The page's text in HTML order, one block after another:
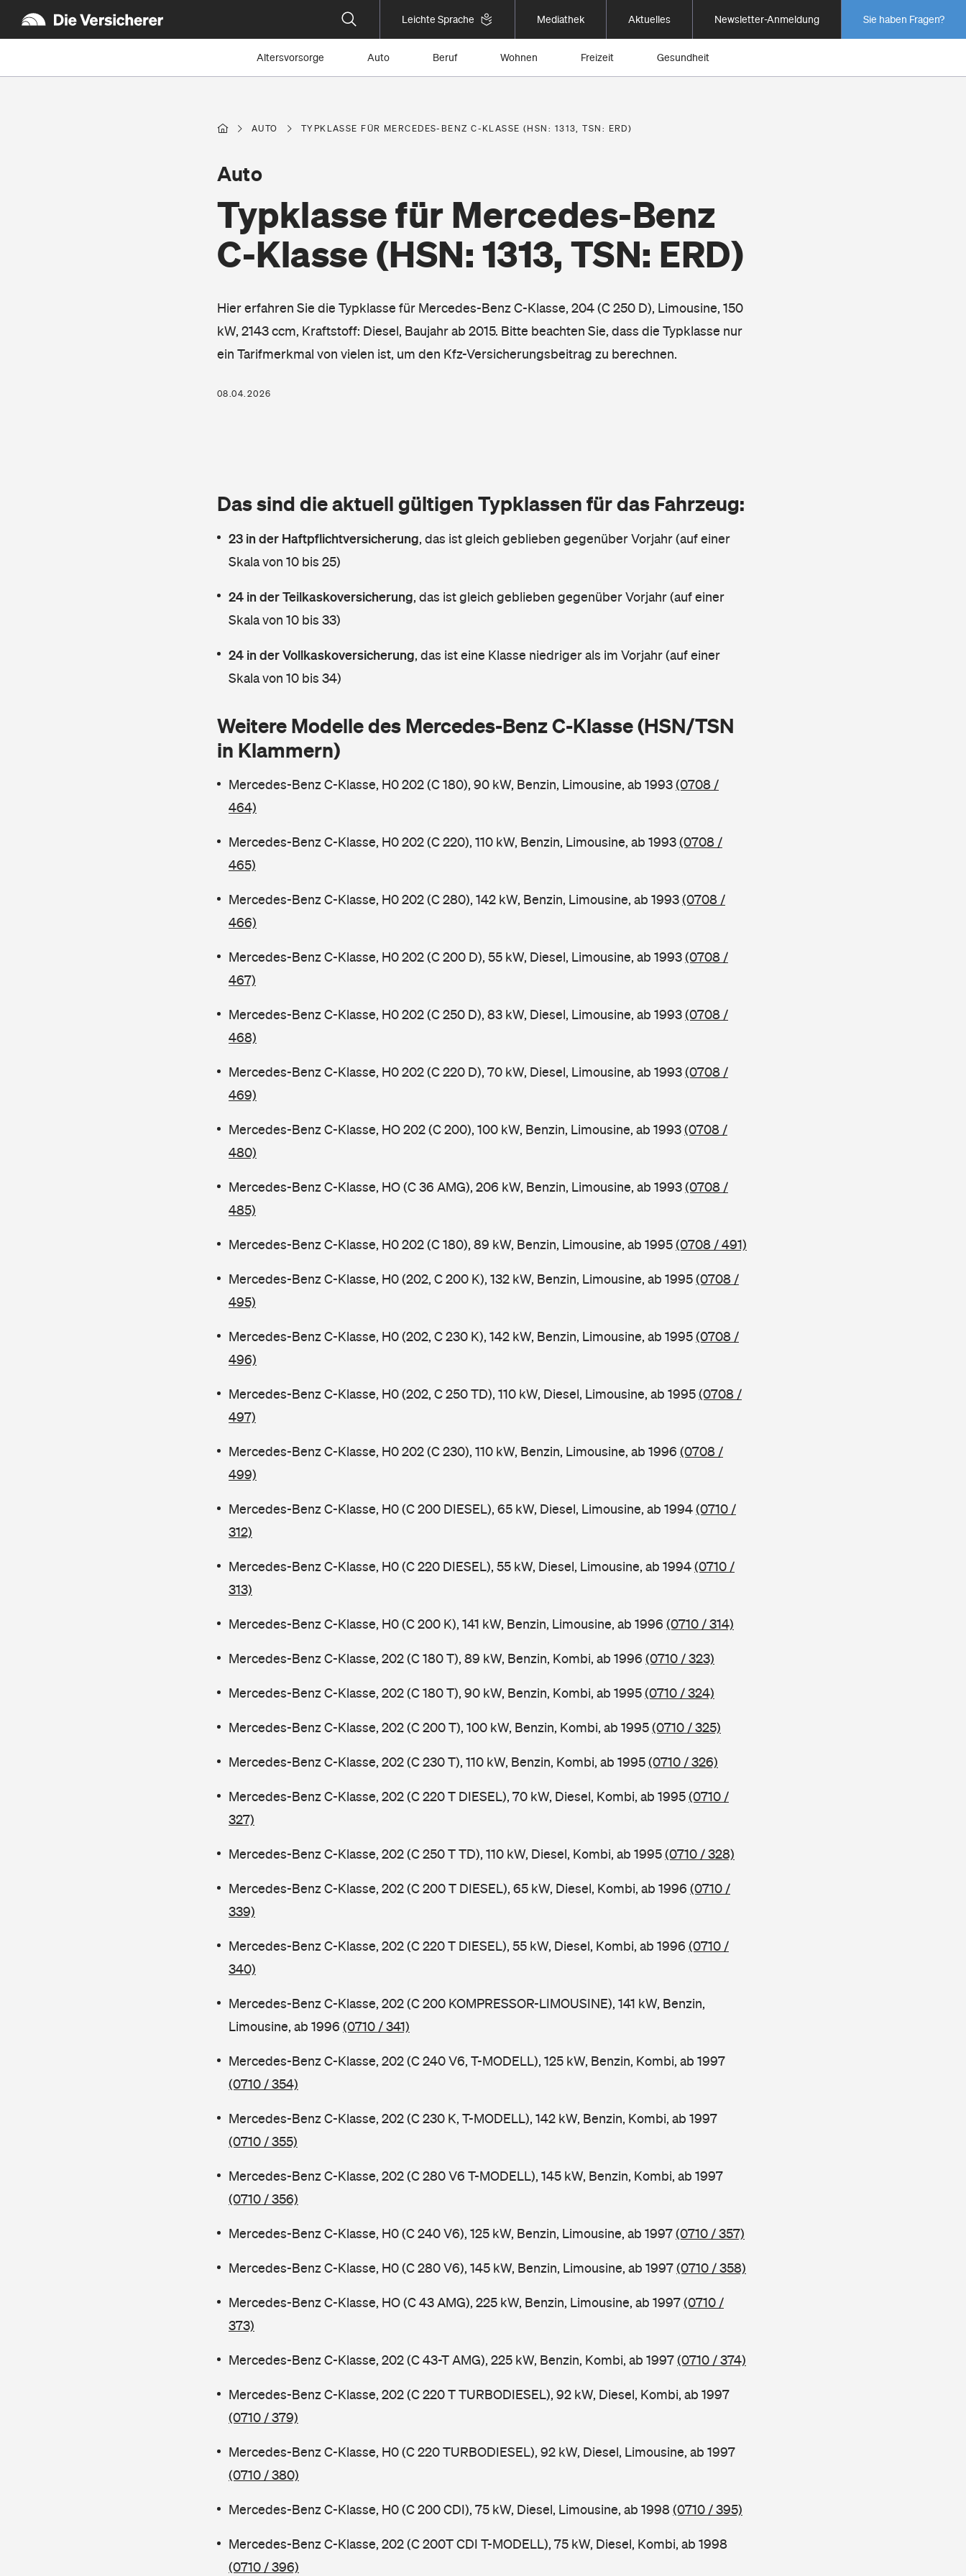
Leichte Sprache Mediathek Aktuelles Newsletter-Anmeldung Sie haben Fragen?
Altersvorsorge Auto Beruf Wohnen Freizeit Gesundheit
AUTO TYPKLASSE FÜR MERCEDES-BENZ C-KLASSE (HSN: 1313, TSN: ERD)
Typklasse für Mercedes-Benz
C-Klasse (HSN: 1313, TSN: ERD)
Auto
Hier erfahren Sie die Typklasse für Mercedes-Benz C-Klasse, 204 (C 250 D), Limousine, 150
kW, 2143 ccm, Kraftstoff: Diesel, Baujahr ab 2015. Bitte beachten Sie, dass die Typklasse nur
ein Tarifmerkmal von vielen ist, um den Kfz-Versicherungsbeitrag zu berechnen.
08.04.2026
Das sind die aktuell gültigen Typklassen für das Fahrzeug:
23 in der Haftpflichtversicherung, das ist gleich geblieben gegenüber Vorjahr (auf einer
Skala von 10 bis 25)
24 in der Teilkaskoversicherung, das ist gleich geblieben gegenüber Vorjahr (auf einer
Skala von 10 bis 33)
24 in der Vollkaskoversicherung, das ist eine Klasse niedriger als im Vorjahr (auf einer
Skala von 10 bis 34)
Weitere Modelle des Mercedes-Benz C-Klasse (HSN/TSN
in Klammern)
Mercedes-Benz C-Klasse, H0 202 (C 180), 90 kW, Benzin, Limousine, ab 1993(0708 /
464)
Mercedes-Benz C-Klasse, H0 202 (C 220), 110 kW, Benzin, Limousine, ab 1993(0708 /
465)
Mercedes-Benz C-Klasse, H0 202 (C 280), 142 kW, Benzin, Limousine, ab 1993(0708 /
466)
Mercedes-Benz C-Klasse, H0 202 (C 200 D), 55 kW, Diesel, Limousine, ab 1993(0708 /
467)
Mercedes-Benz C-Klasse, H0 202 (C 250 D), 83 kW, Diesel, Limousine, ab 1993(0708 /
468)
Mercedes-Benz C-Klasse, H0 202 (C 220 D), 70 kW, Diesel, Limousine, ab 1993(0708 /
469)
Mercedes-Benz C-Klasse, HO 202 (C 200), 100 kW, Benzin, Limousine, ab 1993(0708 /
480)
Mercedes-Benz C-Klasse, HO (C 36 AMG), 206 kW, Benzin, Limousine, ab 1993(0708 /
485)
Mercedes-Benz C-Klasse, H0 202 (C 180), 89 kW, Benzin, Limousine, ab 1995(0708 / 491)
Mercedes-Benz C-Klasse, H0 (202, C 200 K), 132 kW, Benzin, Limousine, ab 1995(0708 /
495)
Mercedes-Benz C-Klasse, H0 (202, C 230 K), 142 kW, Benzin, Limousine, ab 1995(0708 /
496)
Mercedes-Benz C-Klasse, H0 (202, C 250 TD), 110 kW, Diesel, Limousine, ab 1995(0708 /
497)
Mercedes-Benz C-Klasse, H0 202 (C 230), 110 kW, Benzin, Limousine, ab 1996 (0708 /
499)
Mercedes-Benz C-Klasse, H0 (C 200 DIESEL), 65 kW, Diesel, Limousine, ab 1994(0710 /
312)
Mercedes-Benz C-Klasse, H0 (C 220 DIESEL), 55 kW, Diesel, Limousine, ab 1994(0710 /
313)
Mercedes-Benz C-Klasse, H0 (C 200 K), 141 kW, Benzin, Limousine, ab 1996 (0710 / 314)
Mercedes-Benz C-Klasse, 202 (C 180 T), 89 kW, Benzin, Kombi, ab 1996 (0710 / 323)
Mercedes-Benz C-Klasse, 202 (C 180 T), 90 kW, Benzin, Kombi, ab 1995(0710 / 324)
Mercedes-Benz C-Klasse, 202 (C 200 T), 100 kW, Benzin, Kombi, ab 1995(0710 / 325)
Mercedes-Benz C-Klasse, 202 (C 230 T), 110 kW, Benzin, Kombi, ab 1995(0710 / 326)
Mercedes-Benz C-Klasse, 202 (C 220 T DIESEL), 70 kW, Diesel, Kombi, ab 1995(0710 /
327)
Mercedes-Benz C-Klasse, 202 (C 250 T TD), 110 kW, Diesel, Kombi, ab 1995(0710 / 328)
Mercedes-Benz C-Klasse, 202 (C 200 T DIESEL), 65 kW, Diesel, Kombi, ab 1996 (0710 /
339)
Mercedes-Benz C-Klasse, 202 (C 220 T DIESEL), 55 kW, Diesel, Kombi, ab 1996 (0710 /
340)
Mercedes-Benz C-Klasse, 202 (C 200 KOMPRESSOR-LIMOUSINE), 141 kW, Benzin,
Limousine, ab 1996 (0710 / 341)
Mercedes-Benz C-Klasse, 202 (C 240 V6, T-MODELL), 125 kW, Benzin, Kombi, ab 1997
(0710 / 354)
Mercedes-Benz C-Klasse, 202 (C 230 K, T-MODELL), 142 kW, Benzin, Kombi, ab 1997
(0710 / 355)
Mercedes-Benz C-Klasse, 202 (C 280 V6 T-MODELL), 145 kW, Benzin, Kombi, ab 1997
(0710 / 356)
Mercedes-Benz C-Klasse, H0 (C 240 V6), 125 kW, Benzin, Limousine, ab 1997(0710 / 357)
Mercedes-Benz C-Klasse, H0 (C 280 V6), 145 kW, Benzin, Limousine, ab 1997(0710 / 358)
Mercedes-Benz C-Klasse, HO (C 43 AMG), 225 kW, Benzin, Limousine, ab 1997(0710 /
373)
Mercedes-Benz C-Klasse, 202 (C 43-T AMG), 225 kW, Benzin, Kombi, ab 1997(0710 / 374)
Mercedes-Benz C-Klasse, 202 (C 220 T TURBODIESEL), 92 kW, Diesel, Kombi, ab 1997
(0710 / 379)
Mercedes-Benz C-Klasse, H0 (C 220 TURBODIESEL), 92 kW, Diesel, Limousine, ab 1997
(0710 / 380)
Mercedes-Benz C-Klasse, H0 (C 200 CDI), 75 kW, Diesel, Limousine, ab 1998(0710 / 395)
Mercedes-Benz C-Klasse, 202 (C 200T CDI T-MODELL), 75 kW, Diesel, Kombi, ab 1998
(0710 / 396)